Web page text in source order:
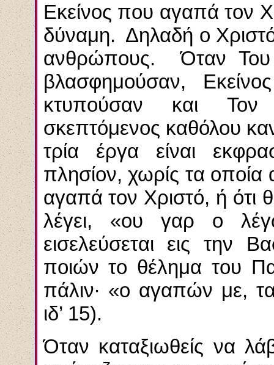
Εκείνος που αγαπά τον
δύναμη. Δηλαδή ο
ανθρώπους. Όταν Του
βλασφημούσαν,
κτυπούσαν και
σκεπτόμενος καθόλου
τρία έργα είναι
πλησίον, χωρίς τα οποία
αγαπά τον Χριστό, ή ότι
λέγει, «ου γαρ ο
εισελεύσεται εις την
ποιών το θέλημα του
πάλιν∙ «ο αγαπών με,
ιδ’ 15).
Όταν καταξιωθείς να